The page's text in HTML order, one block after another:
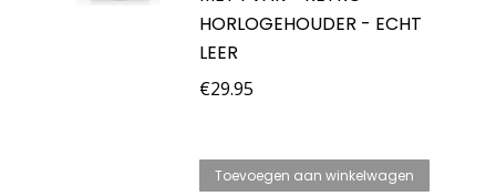
HORLOGEHOUDER - ECHT
LEER
€29.95
Toevoegen aan winkelwagen